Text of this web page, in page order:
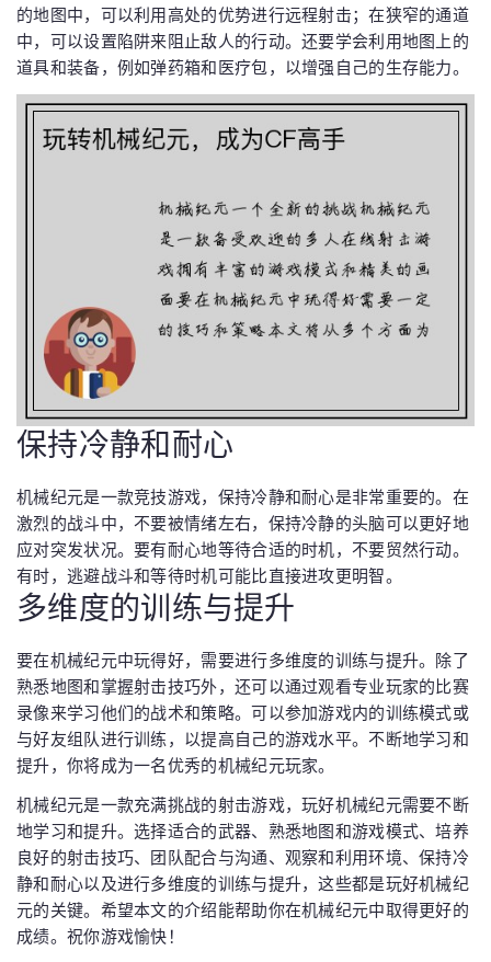
的地图中，可以利用高处的优势进行远程射击；在狭窄的通道
中，可以设置陷阱来阻止敌人的行动。还要学会利用地图上的
道具和装备，例如弹药箱和医疗包，以增强自己的生存能力。
保持冷静和耐心
机械纪元是一款竞技游戏，保持冷静和耐心是非常重要的。在
激烈的战斗中，不要被情绪左右，保持冷静的头脑可以更好地
应对突发状况。要有耐心地等待合适的时机，不要贸然行动。
有时，逃避战斗和等待时机可能比直接进攻更明智。
多维度的训练与提升
要在机械纪元中玩得好，需要进行多维度的训练与提升。除了
熟悉地图和掌握射击技巧外，还可以通过观看专业玩家的比赛
录像来学习他们的战术和策略。可以参加游戏内的训练模式或
与好友组队进行训练，以提高自己的游戏水平。不断地学习和
提升，你将成为一名优秀的机械纪元玩家。
机械纪元是一款充满挑战的射击游戏，玩好机械纪元需要不断
地学习和提升。选择适合的武器、熟悉地图和游戏模式、培养
良好的射击技巧、团队配合与沟通、观察和利用环境、保持冷
静和耐心以及进行多维度的训练与提升，这些都是玩好机械纪
元的关键。希望本文的介绍能帮助你在机械纪元中取得更好的
成绩。祝你游戏愉快！